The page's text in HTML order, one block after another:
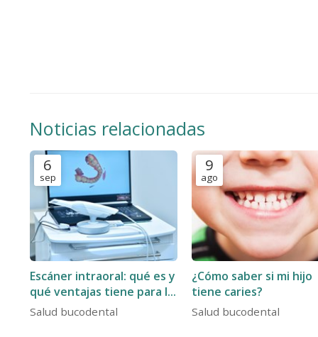
Noticias relacionadas
6
sep
Escáner intraoral: qué es y
qué ventajas tiene para la
salud bucodental
Salud bucodental
9
ago
¿Cómo saber si mi hijo
tiene caries?
Salud bucodental